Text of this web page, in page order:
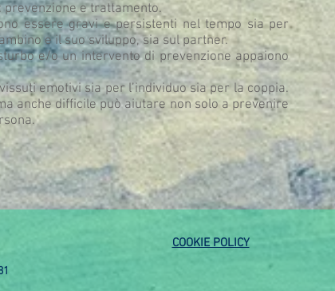
e trattamento.
essere gravi e persistenti nel tempo sia per
e il suo sviluppo, sia sul partner.
e/o un intervento di prevenzione appaiono
emotivi sia per l’individuo sia per la coppia.
anche difficile può aiutare non solo a prevenire
COOKIE POLICY